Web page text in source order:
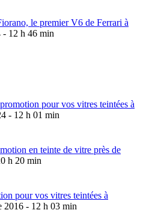
le premier V6 de Ferrari à
- 12 h 46 min
pour vos vitres teintées à
- 12 h 01 min
en teinte de vitre près de
h 20 min
pour vos vitres teintées à
2016 - 12 h 03 min